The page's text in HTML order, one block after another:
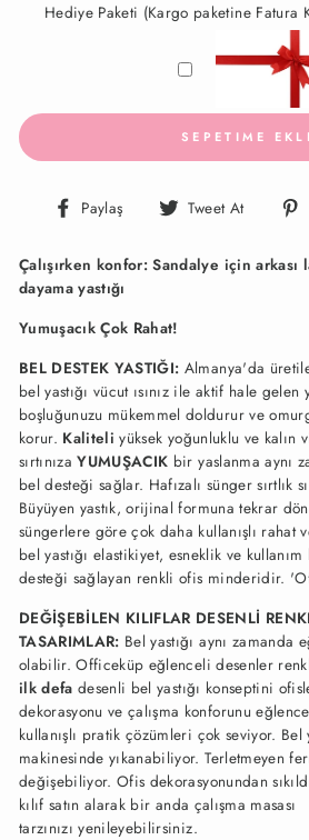
Hediye Paketi (Kargo paketine Fatura
SEPETIME
Paylaş
Facebook'ta
Tweet At
Çalışırken konfor: Sandalye için
dayama yastığı
Yumuşacık Çok Rahat!
BEL DESTEK YASTIĞI: Almanya'da
bel yastığı vücut ısınız ile aktif hale gelen
boşluğunuzu mükemmel doldurur ve
korur. Kaliteli yüksek yoğunluklu ve kalın
sırtınıza YUMUŞACIK bir yaslanma aynı
bel desteği sağlar. Hafızalı sünger sırtlık
Büyüyen yastık, orijinal formuna tekrar
süngerlere göre çok daha kullanışlı rahat
belyastığı elastikiyet, esneklik ve
desteği sağlayan renkli ofis minderidir.
DEĞİŞEBİLEN KILIFLAR DESENLİ
TASARIMLAR: Bel yastığı aynı zamanda
olabilir. Officeküp eğlenceli desenler
ilk defa desenli bel yastığı konseptini
dekorasyonu ve çalışma konforunu
kullanışlı pratik çözümleri çok seviyor. Bel
makinesinde yıkanabiliyor. Terletmeyen
değişebiliyor. Ofis dekorasyonundan
kılıf satın alarak bir anda çalışma masası
tarzınızı yenileyebilirsiniz.